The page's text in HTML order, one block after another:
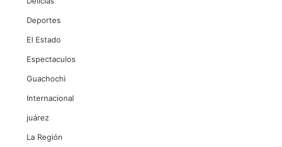
Deportes
El Estado
Espectaculos
Guachochi
Internacional
juárez
La Región